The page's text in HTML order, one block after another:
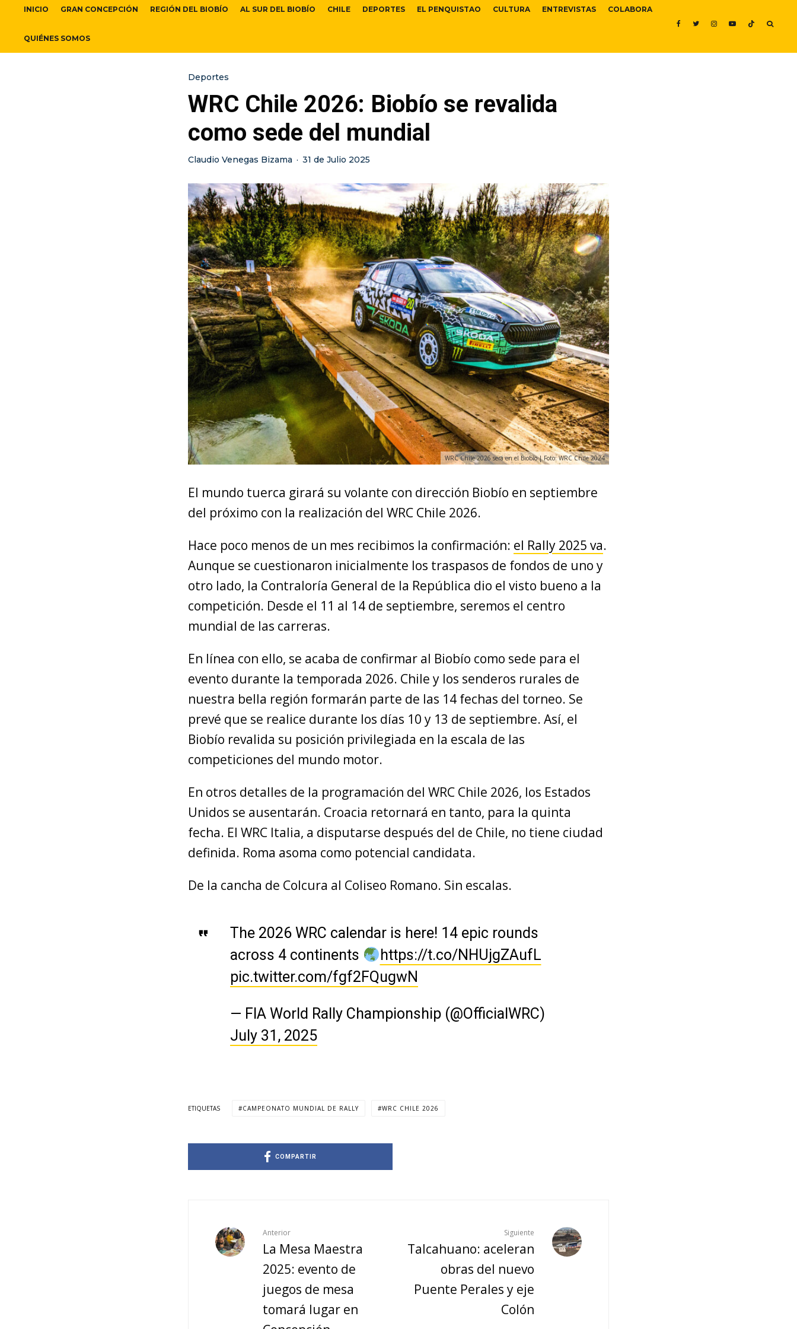
INICIO GRAN CONCEPCIÓN REGIÓN DEL BIOBÍO AL SUR DEL BIOBÍO CHILE DEPORTES EL PENQUISTAO CULTURA ENTREVISTAS COLABORA
QUIÉNES SOMOS
Deportes
WRC Chile 2026: Biobío se revalida
como sede del mundial
Claudio Venegas Bizama · 31 de Julio 2025
WRC Chile 2026 será en el Biobío | Foto: WRC Chile 2024
El mundo tuerca girará su volante con dirección Biobío en septiembre
del próximo con la realización del WRC Chile 2026.
Hace poco menos de un mes recibimos la confirmación: el Rally 2025 va.
Aunque se cuestionaron inicialmente los traspasos de fondos de uno y
otro lado, la Contraloría General de la República dio el visto bueno a la
competición. Desde el 11 al 14 de septiembre, seremos el centro
mundial de las carreras.
En línea con ello, se acaba de confirmar al Biobío como sede para el
evento durante la temporada 2026. Chile y los senderos rurales de
nuestra bella región formarán parte de las 14 fechas del torneo. Se
prevé que se realice durante los días 10 y 13 de septiembre. Así, el
Biobío revalida su posición privilegiada en la escala de las
competiciones del mundo motor.
En otros detalles de la programación del WRC Chile 2026, los Estados
Unidos se ausentarán. Croacia retornará en tanto, para la quinta
fecha. El WRC Italia, a disputarse después del de Chile, no tiene ciudad
definida. Roma asoma como potencial candidata.
De la cancha de Colcura al Coliseo Romano. Sin escalas.
The 2026 WRC calendar is here! 14 epic rounds
across 4 continents
https://t.co/NHUjgZAufL
pic.twitter.com/fgf2FQugwN
— FIA World Rally Championship (@OfficialWRC)
July 31, 2025
ETIQUETAS CAMPEONATO MUNDIAL DE RALLY WRC CHILE 2026
COMPARTIR
Anterior
La Mesa Maestra
2025: evento de
juegos de mesa
tomará lugar en
Siguiente
Talcahuano: aceleran
obras del nuevo
Puente Perales y eje
Colón